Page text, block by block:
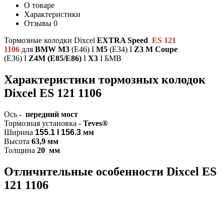
О товаре
Характеристики
Отзывы 0
Тормозные колодки Dixcel EXTRA Speed ES 121
1106 для BMW M3 (E46) I M5 (E34) I Z3 M Coupe
(E36) I Z4M (E85/E86) I X3 I БМВ
Характеристики тормозных колодок
Dixcel ES 121 1106
Ось - передний мост
Тормозная установка - Teves®
Ширина 155.1 I 156.3 мм
Высота 63,9 мм
Толщина 20 мм
Отличительные особенности Dixcel ES
121 1106